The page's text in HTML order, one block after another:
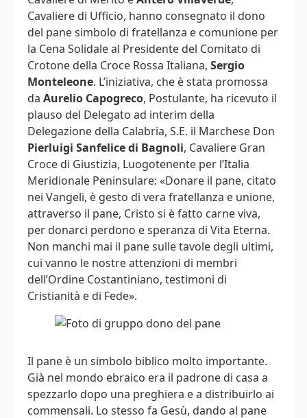
Cavaliere di Ufficio, hanno consegnato il dono
del pane simbolo di fratellanza e comunione per
la Cena Solidale al Presidente del Comitato di
Crotone della Croce Rossa Italiana, Sergio
Monteleone. L’iniziativa, che è stata promossa
da Aurelio Capogreco, Postulante, ha ricevuto il
plauso del Delegato ad interim della
Delegazione della Calabria, S.E. il Marchese Don
Pierluigi Sanfelice di Bagnoli, Cavaliere Gran
Croce di Giustizia, Luogotenente per l’Italia
Meridionale Peninsulare: «Donare il pane, citato
nei Vangeli, è gesto di vera fratellanza e unione,
attraverso il pane, Cristo si è fatto carne viva,
per donarci perdono e speranza di Vita Eterna.
Non manchi mai il pane sulle tavole degli ultimi,
cui vanno le nostre attenzioni di membri
dell’Ordine Costantiniano, testimoni di
Cristianità e di Fede».
Il pane è un simbolo biblico molto importante.
Già nel mondo ebraico era il padrone di casa a
spezzarlo dopo una preghiera e a distribuirlo ai
commensali. Lo stesso fa Gesù, dando al pane